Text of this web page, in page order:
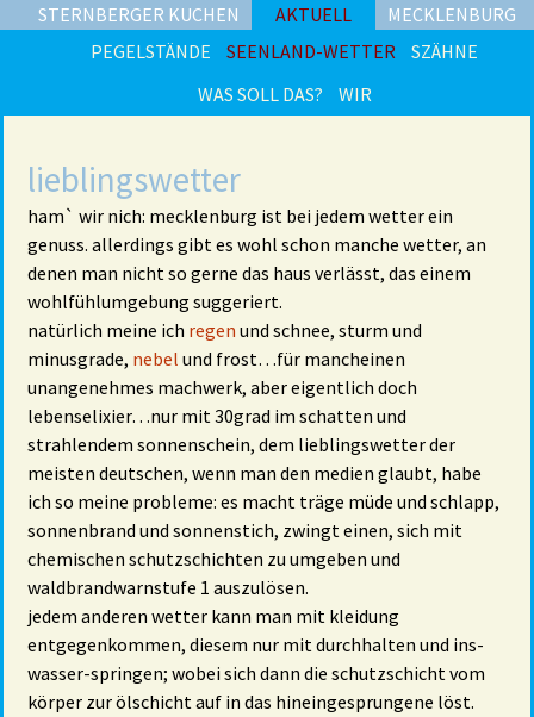
STERNBERGER KUCHEN AKTUELL
MECKLENBURG
PEGELSTÄNDE
SEENLAND-WETTER
SZÄHNE
WAS SOLL DAS?
WIR
lieblingswetter
ham` wir nich: mecklenburg ist bei jedem wetter ein
genuss. allerdings gibt es wohl schon manche wetter, an
denen man nicht so gerne das haus verlässt, das einem
wohlfühlumgebung suggeriert.
natürlich meine ich regen und schnee, sturm und
minusgrade, nebel und frost…für mancheinen
unangenehmes machwerk, aber eigentlich doch
lebenselixier…nur mit 30grad im schatten und
strahlendem sonnenschein, dem lieblingswetter der
meisten deutschen, wenn man den medien glaubt, habe
ich so meine probleme: es macht träge müde und schlapp,
sonnenbrand und sonnenstich, zwingt einen, sich mit
chemischen schutzschichten zu umgeben und
waldbrandwarnstufe 1 auszulösen.
jedem anderen wetter kann man mit kleidung
entgegenkommen, diesem nur mit durchhalten und ins-
wasser-springen; wobei sich dann die schutzschicht vom
körper zur ölschicht auf in das hineingesprungene löst.